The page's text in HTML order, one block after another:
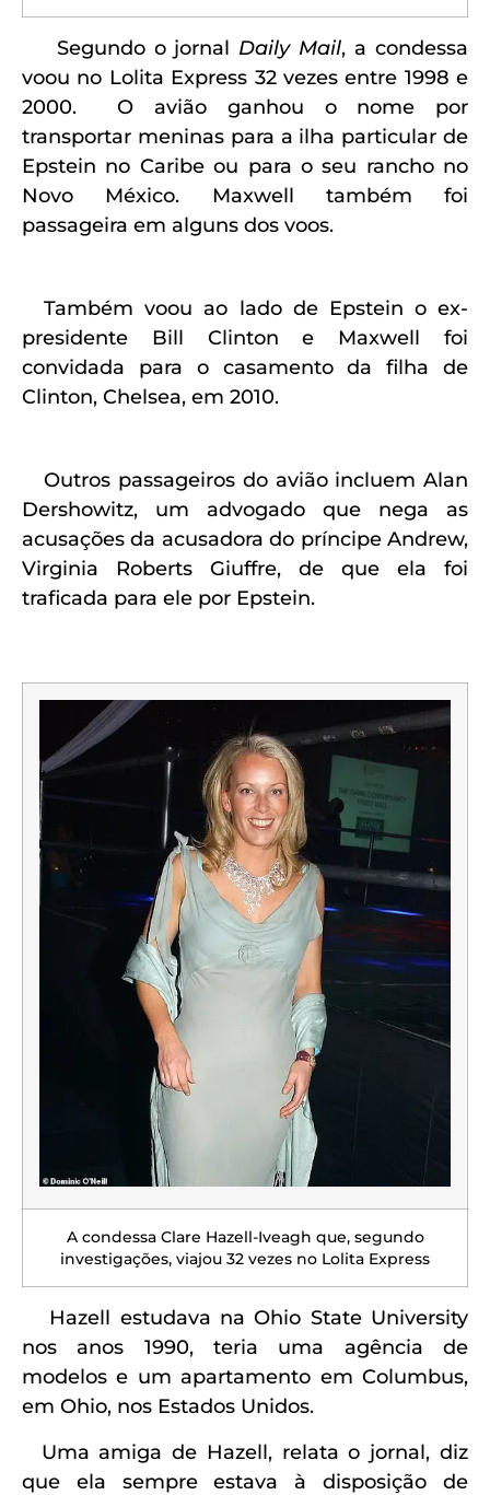
Segundo o jornal Daily Mail, a condessa
voou no Lolita Express 32 vezes entre 1998 e
2000. O avião ganhou o nome por
transportar meninas para a ilha particular de
Epstein no Caribe ou para o seu rancho no
Novo México. Maxwell também foi
passageira em alguns dos voos.
Também voou ao lado de Epstein o ex-
presidente Bill Clinton e Maxwell foi
convidada para o casamento da filha de
Clinton, Chelsea, em 2010.
Outros passageiros do avião incluem Alan
Dershowitz, um advogado que nega as
acusações da acusadora do príncipe Andrew,
Virginia Roberts Giuffre, de que ela foi
traficada para ele por Epstein.
A condessa Clare Hazell-Iveagh que, segundo
investigações, viajou 32 vezes no Lolita Express
Hazell estudava na Ohio State University
nos anos 1990, teria uma agência de
modelos e um apartamento em Columbus,
em Ohio, nos Estados Unidos.
Uma amiga de Hazell, relata o jornal, diz
que ela sempre estava à disposição de